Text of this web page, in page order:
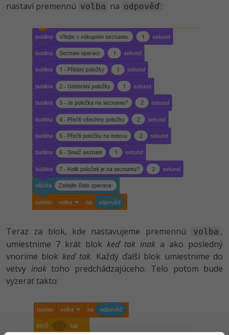
nastaví premennú volba na odpověď :
Teraz za blok, kde nastavujeme premennú volba ,
umiestnime 7 krát blok keď tak inak a ako posledný
vnoríme blok keď tak. Každý ďalší blok umiestnime do
vetvy inaktoho predchádzajúceho. Telo potom bude
vyzerať takto: